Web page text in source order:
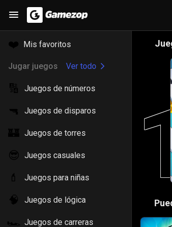
❤️ Mis favoritos
Jugar juegos Ver todo
🔢 Juegos de números
🔫 Juegos de disparos
🏰 Juegos de torres
😎 Juegos casuales
💄 Juegos para niñas
🧠 Juegos de lógica
🏎️ Juegos de carreras